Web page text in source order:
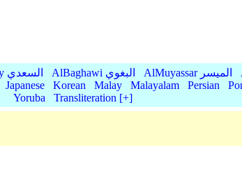
AsSaadiyy السعدي AlBaghawi البغوي AlMuyassar الميسر
Japanese Korean Malay Malayalam Persian
Yoruba
Transliteration [+]